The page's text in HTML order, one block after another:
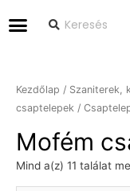
Kezdőlap / Szaniterek,
csaptelepek /
Mofém
Mind a(z) 11 találat